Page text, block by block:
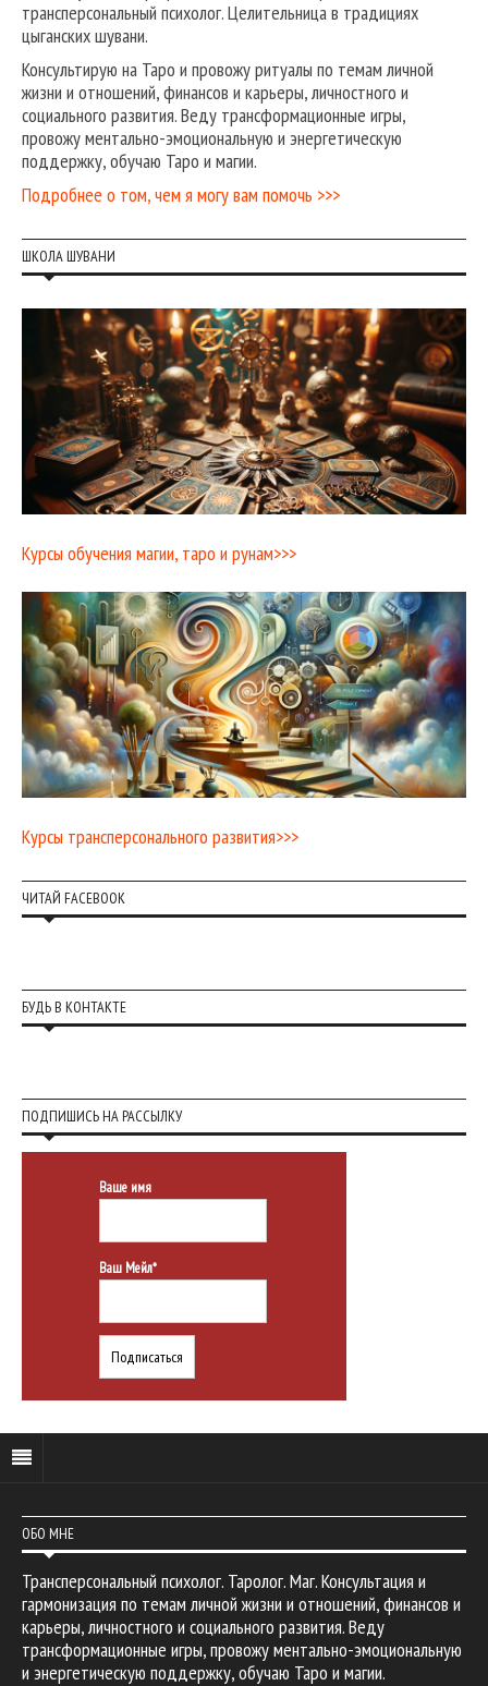
трансперсональный психолог. Целительница в традициях
цыганских шувани.
Консультирую на Таро и провожу ритуалы по темам личной
жизни и отношений, финансов и карьеры, личностного и
социального развития. Веду трансформационные игры,
провожу ментально-эмоциональную и энергетическую
поддержку, обучаю Таро и магии.
Подробнее о том, чем я могу вам помочь >>>
ШКОЛА ШУВАНИ
Курсы обучения магии, таро и рунам>>>
Курсы трансперсонального развития>>>
ЧИТАЙ FACEBOOK
БУДЬ В КОНТАКТЕ
ПОДПИШИСЬ НА РАССЫЛКУ
Ваше имя
Ваш Мейл*
ОБО МНЕ
Трансперсональный психолог. Таролог. Маг. Консультация и
гармонизация по темам личной жизни и отношений, финансов и
карьеры, личностного и социального развития. Веду
трансформационные игры, провожу ментально-эмоциональную
и энергетическую поддержку, обучаю Таро и магии.